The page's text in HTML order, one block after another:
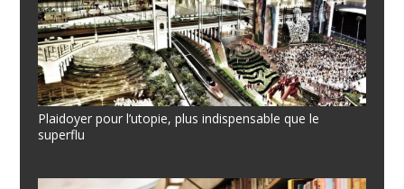
Plaidoyer pour l’utopie, plus indispensable que le
superflu